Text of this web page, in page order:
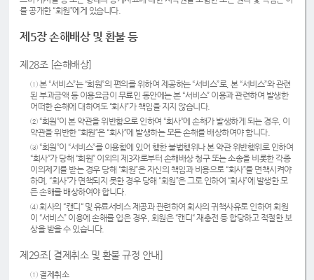
를 공개한 “회원”에게 있습니다.
제5장 손해배상 및 환불 등
제28조 [손해배상]
① 본 “서비스”는 “회원”의 편의를 위하여 제공하는 “서비스”로, 본 “서비스”와 관련
된 부과금액 등 이용요금이 무료인 동안에는 본 “서비스” 이용과 관련하여 발생한
어떠한 손해에 대하여도 “회사”가 책임을 지지 않습니다.
② “회원”이 본 약관을 위반함으로 인하여 “회사”에 손해가 발생하게 되는 경우, 이
약관을 위반한 “회원”은 “회사”에 발생하는 모든 손해를 배상하여야 합니다.
③ “회원”이 “서비스”를 이용함에 있어 행한 불법행위나 본 약관 위반행위로 인하여
“회사”가 당해 “회원” 이외의 제3자로부터 손해배상 청구 또는 소송을 비롯한 각종
이의제기를 받는 경우 당해 “회원”은 자신의 책임과 비용으로 “회사”를 면책시켜야
하며, “회사”가 면책되지 못한 경우 당해 “회원”은 그로 인하여 “회사”에 발생한 모
든 손해를 배상하여야 합니다.
④ 회사의 “캔디“ 및 유료서비스 제공과 관련하여 회사의 귀책사유로 인하여 회원
이 “서비스” 이용에 손해를 입은 경우, 회원은 “캔디“ 재충전 등 합당하고 적절한 보
상을 받을 수 있습니다.
제29조[ 결제취소 및 환불 규정 안내]
① 결제취소